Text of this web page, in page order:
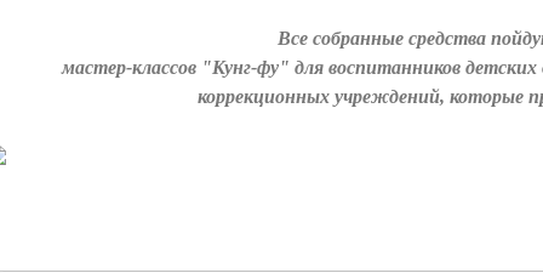
Все собранные средства
мастер-классов "Кунг-фу" для воспитанников детских
коррекционных учреждений, которые